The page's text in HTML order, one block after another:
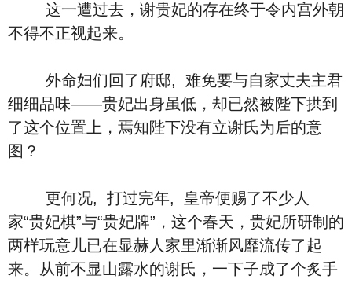
这一遭过去，谢贵妃的存在终于令内宫外朝
不得不正视起来。
外命妇们回了府邸, 难免要与自家丈夫主君
细细品味——贵妃出身虽低，却已然被陛下拱到
了这个位置上，焉知陛下没有立谢氏为后的意
图？
更何况, 打过完年, 皇帝便赐了不少人
家“贵妃棋”与“贵妃牌”，这个春天，贵妃所研制的
两样玩意儿已在显赫人家里渐渐风靡流传了起
来。从前不显山露水的谢氏，一下子成了个炙手